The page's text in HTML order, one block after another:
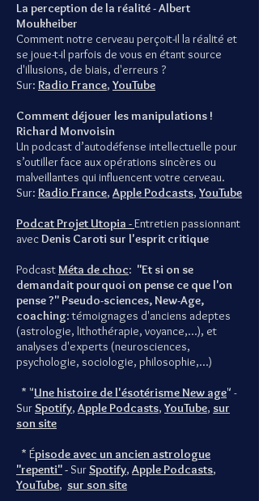
La perception de la réalité - Albert
Moukheiber
Comment notre cerveau perçoit-il la réalité et
se joue-t-il parfois de vous en étant source
d'illusions, de biais, d'erreurs ?
Sur: Radio France, YouTube
Comment déjouer les manipulations !
Richard Monvoisin
Un podcast d’autodéfense intellectuelle pour
s’outiller face aux opérations sincères ou
malveillantes qui influencent votre cerveau.
Sur: Radio France, Apple Podcasts, YouTube
Podcat Projet Utopia -Entretien passionnant
avecDenis Caroti sur l'esprit critique
PodcastMéta de choc: "Et si on se
demandait pourquoi on pense ce que l'on
pense ?" Pseudo-sciences, New-Age,
coaching: témoignages d'anciens adeptes
(astrologie, lithothérapie, voyance,...), et
analyses d'experts (neurosciences,
psychologie, sociologie, philosophie,...)
* "Une histoire de l'ésotérisme New age" -
SurSpotify, Apple Podcasts, YouTube, sur
son site
* Épisode avec un ancien astrologue
"repenti"- SurSpotify, Apple Podcasts,
YouTube, sur son site